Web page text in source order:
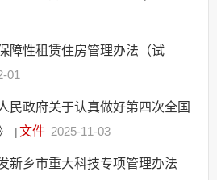
障性租赁住房管理办法（试
01
民政府关于认真做好第四次全国
|文件 2025-11-03
新乡市重大科技专项管理办法